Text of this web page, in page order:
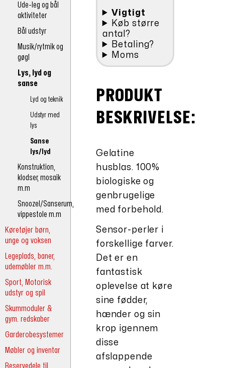
Ude-leg og bål
aktiviteter
Bål udstyr
Musik/rytmik og
gøgl
Lys, lyd og
sanse
Lyd og teknik
Udstyr med
lys
Sanse
lys/lyd
Konstruktion,
klodser, mosaik
m.m
Snoozel/Sanserum,
vippestole m.m
Køretøjer børn,
unge og voksen
Legeplads, baner,
udemøbler m.m.
Sport, Motorisk
udstyr og spil
Skummoduler &
gym. redskaber
Garderobesystemer
Møbler og inventar
Reservedele til
Vigtigt
Køb større
antal?
Betaling?
Moms
PRODUKT
BESKRIVELSE:
Gelatine
husblas. 100%
biologiske og
genbrugelige
med forbehold.
Sensor-perler i
forskellige farver.
Det er en
fantastisk
oplevelse at køre
sine fødder,
hænder og sin
krop igennem
disse
afslappende